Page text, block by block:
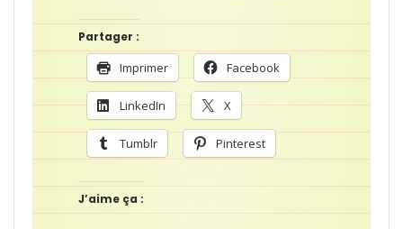
Partager :
Imprimer Facebook
LinkedIn X
Tumblr Pinterest
J’aime ça :